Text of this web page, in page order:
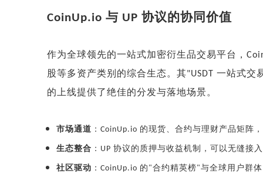
CoinUp.io 与 UP 协议的协同价值
作为全球领先的一站式加密衍生品交易平台，
股等多资产类别的综合生态。其"USDT 一站式交
的上线提供了绝佳的分发与落地场景。
市场通道 ： CoinUp.io 的现货、合约与理财产品矩阵
生态整合 ： UP 协议的质押与收益机制，可以无缝接入
社区驱动 ： CoinUp.io 的 "合约精英榜"与全球用户群